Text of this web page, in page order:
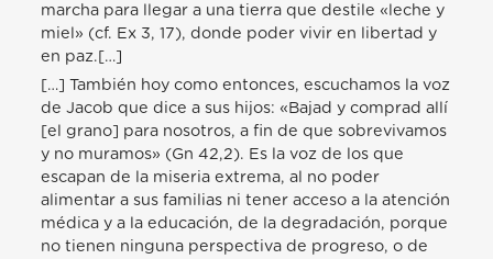
marcha para llegar a una tierra que destile «leche y
miel» (cf. Ex 3, 17), donde poder vivir en libertad y
en paz.[…]
[…] También hoy como entonces, escuchamos la voz
de Jacob que dice a sus hijos: «Bajad y comprad allí
[el grano] para nosotros, a fin de que sobrevivamos
y no muramos» (Gn 42,2). Es la voz de los que
escapan de la miseria extrema, al no poder
alimentar a sus familias ni tener acceso a la atención
médica y a la educación, de la degradación, porque
no tienen ninguna perspectiva de progreso, o de